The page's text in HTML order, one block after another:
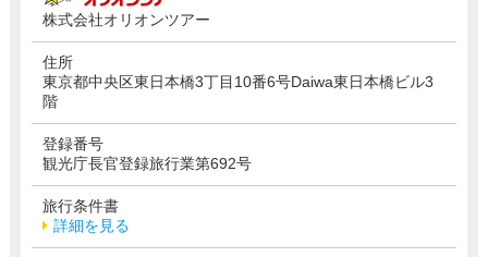
株式会社オリオンツアー
住所
東京都中央区東日本橋3丁目10番6号Daiwa東日本橋ビル3
階
登録番号
観光庁長官登録旅行業第692号
旅行条件書
詳細を見る